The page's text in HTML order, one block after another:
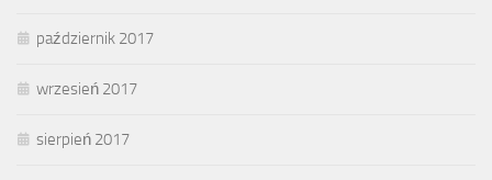
październik 2017
wrzesień 2017
sierpień 2017